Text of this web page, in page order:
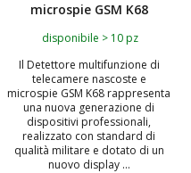
microspie GSM K68
disponibile > 10 pz
Il Detettore multifunzione di
telecamere nascoste e
microspie GSM K68 rappresenta
una nuova generazione di
dispositivi professionali,
realizzato con standard di
qualità militare e dotato di un
nuovo display ...